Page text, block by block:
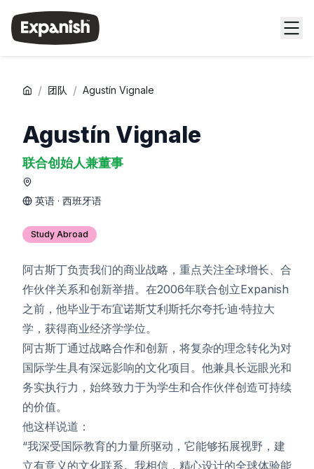
/ 团队 / Agustín Vignale
Agustín Vignale
联合创始人兼董事
英语 · 西班牙语
Study Abroad
阿古斯丁负责我们的商业战略，重点关注全球增长、合
作伙伴关系和创新举措。在2006年联合创立Expanish
之前，他毕业于布宜诺斯艾利斯托尔夸托·迪·特拉大
学，获得商业经济学学位。
阿古斯丁通过战略合作和创新，将复杂的理念转化为对
国际学生具有深远影响的文化项目。他兼具长远眼光和
务实执行力，始终致力于为学生和合作伙伴创造可持续
的价值。
他这样说道：
“我深受国际教育的力量所驱动，它能够拓展视野，建
立有意义的文化联系。我相信，精心设计的全球体验能